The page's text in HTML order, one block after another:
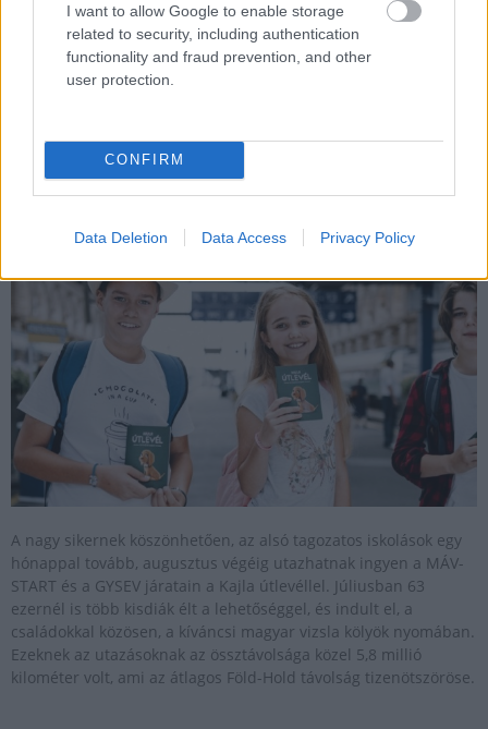
I want to allow Google to enable storage
related to security, including authentication
functionality and fraud prevention, and other
user protection.
CONFIRM
Data Deletion Data Access Privacy Policy
A kutatások szerint a gyerekek egyharmada úgy megy iskolába,
hogy nem reggelizik - mondta Antal Emese dietetikus péntek
reggel az M1 aktuális csatornán.
Augusztus végéig tovább vonatozhatnak a gyerekek
a Kajla útlevéllel
A nagy sikernek köszönhetően, az alsó tagozatos iskolások egy
hónappal tovább, augusztus végéig utazhatnak ingyen a MÁV-
START és a GYSEV járatain a Kajla útlevéllel. Júliusban 63
ezernél is több kisdiák élt a lehetőséggel, és indult el, a
családokkal közösen, a kíváncsi magyar vizsla kölyök nyomában.
Ezeknek az utazásoknak az össztávolsága közel 5,8 millió
kilométer volt, ami az átlagos Föld-Hold távolság tizenötszöröse.